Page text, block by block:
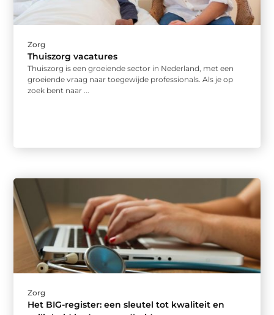
Zorg
Thuiszorg vacatures
Thuiszorg is een groeiende sector in Nederland, met een
groeiende vraag naar toegewijde professionals. Als je op
zoek bent naar ...
Zorg
Het BIG-register: een sleutel tot kwaliteit en